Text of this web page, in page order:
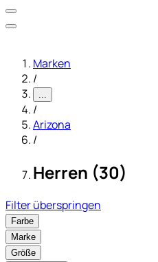
Marken
/
...
/
Arizona
/
Herren (30)
Filter überspringen
Farbe
Marke
Größe